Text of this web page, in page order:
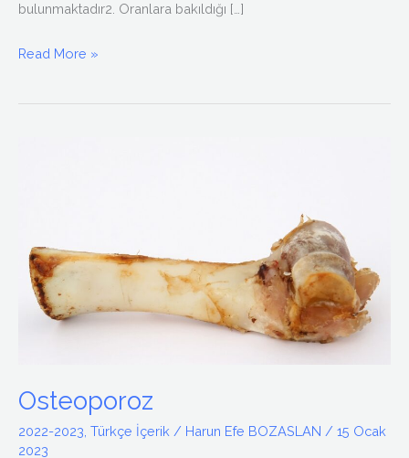
bulunmaktadır2. Oranlara bakıldığı […]
Read More »
Osteoporoz
2022-2023 Türkçe İçerik / Harun Efe BOZASLAN / 15 Ocak
2023